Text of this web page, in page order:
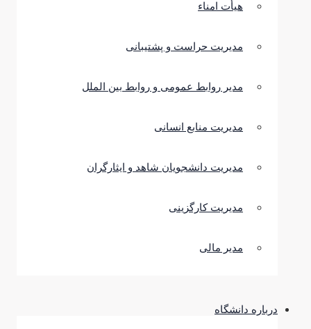
هیأت امناء
مدیریت حراست و پشتیبانی
مدیر روابط عمومی و روابط بین الملل
مدیریت منابع انسانی
مدیریت دانشجویان شاهد و ایثارگران
مدیریت کارگزینی
مدیر مالی
درباره دانشگاه